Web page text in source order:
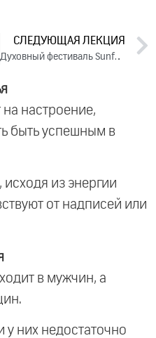
СЛЕДУЮЩАЯ ЛЕКЦИЯ
Духовный фестиваль Sunfest. Часть 2 (2023)
на настроение,
быть успешным в
из энергии
от надписей или
в мужчин, а
у них недостаточно